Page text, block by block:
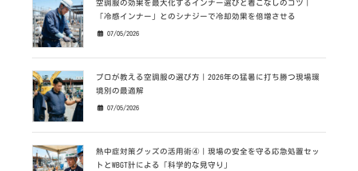
空調服の効果を最大化するインナー選びと着こなしのコツ｜
「冷感インナー」とのシナジーで冷却効果を倍増させる
07/05/2026
プロが教える空調服の選び方｜2026年の猛暑に打ち勝つ現場環
境別の最適解
07/05/2026
熱中症対策グッズの活用術④｜現場の安全を守る応急処置セッ
トとWBGT計による「科学的な見守り」